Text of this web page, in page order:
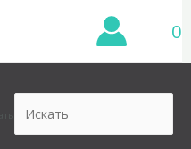
0